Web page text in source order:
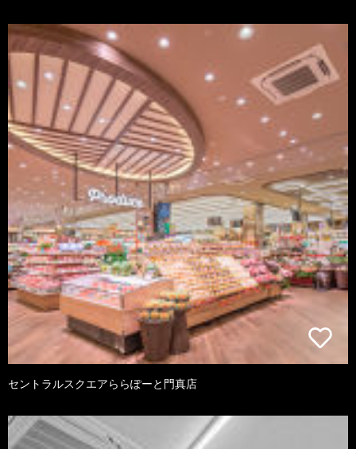
セントラルスクエアららぽーと門真店